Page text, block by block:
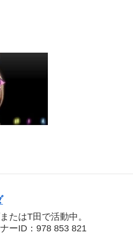
たはT田で活動中。
ナーID：978 853 821